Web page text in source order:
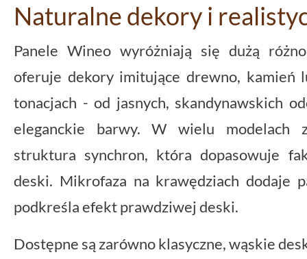
Naturalne dekory i
Panele Wineo wyróżniają się dużą
oferuje dekory imitujące drewno, kamień
tonacjach - od jasnych, skandynawskich
eleganckie barwy. W wielu modelach
struktura synchron, która dopasowuje
deski. Mikrofaza na krawędziach dodaje
podkreśla efekt prawdziwej deski.
Dostępne są zarówno klasyczne, wąskie